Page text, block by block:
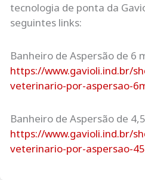
tecnologia de ponta da
seguintes links:
Banheiro de Aspersão de 6
https://www.gavioli.ind.br/
veterinario-por-aspersao-
Banheiro de Aspersão de
https://www.gavioli.ind.br/
veterinario-por-aspersao-